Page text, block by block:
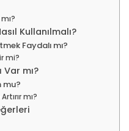
Kullanılmalı?
Faydalı mı?
mi?
mı?
mu?
mı?